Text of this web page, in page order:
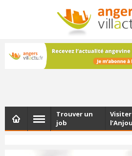
Les dernières actualités d'Angers,
votre boîte e-
Trouver un
job
Visiter
l’Anjou